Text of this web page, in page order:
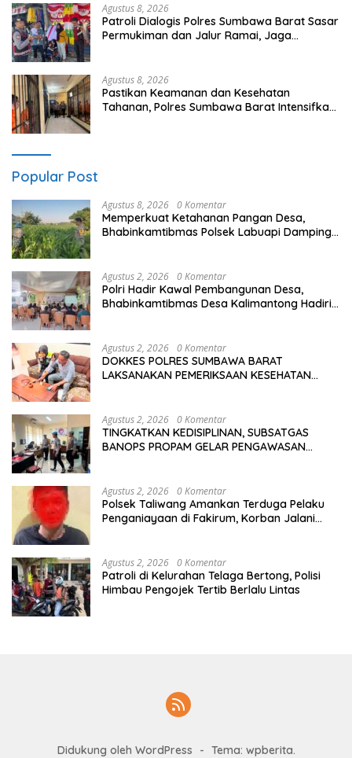
Agustus 8, 2026
Patroli Dialogis Polres Sumbawa Barat Sasar
Permukiman dan Jalur Ramai, Jaga
Agustus 8, 2026
Pastikan Keamanan dan Kesehatan
Tahanan, Polres Sumbawa Barat Intensifkan
Popular Post
Agustus 8, 2026 0 Komentar
Memperkuat Ketahanan Pangan Desa,
Bhabinkamtibmas Polsek Labuapi Dampingi
Agustus 2, 2026 0 Komentar
Polri Hadir Kawal Pembangunan Desa,
Bhabinkamtibmas Desa Kalimantong Hadiri
Agustus 2, 2026 0 Komentar
DOKKES POLRES SUMBAWA BARAT
LAKSANAKAN PEMERIKSAAN KESEHATAN
Agustus 2, 2026 0 Komentar
TINGKATKAN KEDISIPLINAN, SUBSATGAS
BANOPS PROPAM GELAR PENGAWASAN
Agustus 2, 2026 0 Komentar
Polsek Taliwang Amankan Terduga Pelaku
Penganiayaan di Fakirum, Korban Jalani
Agustus 2, 2026 0 Komentar
Patroli di Kelurahan Telaga Bertong, Polisi
Himbau Pengojek Tertib Berlalu Lintas
Didukung oleh WordPress - Tema: wpberita.